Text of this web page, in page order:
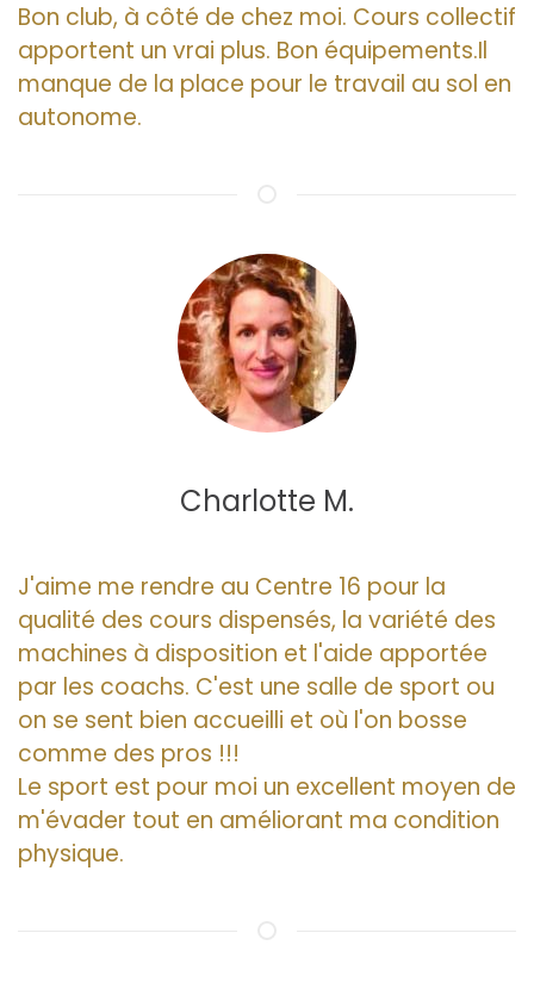
Bon club, à côté de chez moi. Cours collectif
apportent un vrai plus. Bon équipements.Il
manque de la place pour le travail au sol en
autonome.
Charlotte M.
J'aime me rendre au Centre 16 pour la
qualité des cours dispensés, la variété des
machines à disposition et l'aide apportée
par les coachs. C'est une salle de sport ou
on se sent bien accueilli et où l'on bosse
comme des pros !!!
Le sport est pour moi un excellent moyen de
m'évader tout en améliorant ma condition
physique.